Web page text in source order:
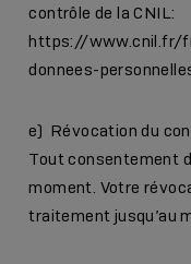
contrôle de la CNIL:
https://www.cnil.fr/
donnees-
e) Révocation du
Tout consentement
moment. Votre
traitement jusqu’au